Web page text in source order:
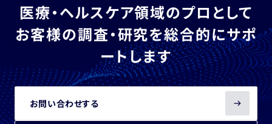
医療・ヘルスケア領域のプロとして
お客様の調査・研究を総合的にサポ
ートします
お問い合わせする